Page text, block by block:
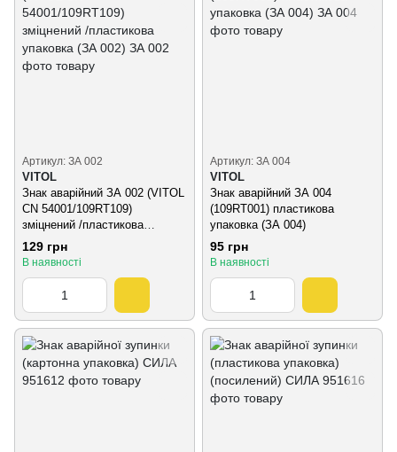
Артикул: ЗА 002
VITOL
Знак аварійний ЗА 002 (VITOL
CN 54001/109RT109)
зміцнений /пластикова
упаковка (ЗА 002)
129 грн
В наявності
Артикул: ЗА 004
VITOL
Знак аварійний ЗА 004
(109RT001) пластикова
упаковка (ЗА 004)
95 грн
В наявності